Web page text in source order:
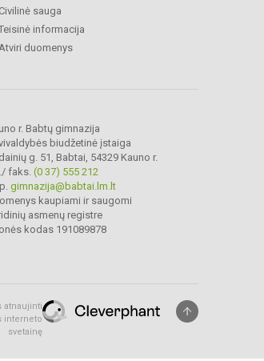
Civilinė sauga
informacija
duomenys
r. Babtų gimnazija
biudžetinė įstaiga
g. 51, Babtai, 54329 Kauno r.
faks. (0 37) 555 212
gimnazija@babtai.lm.lt
kaupiami ir saugomi
asmenų registre
kodas 191089878
atnaujinti
interneto
svetainę